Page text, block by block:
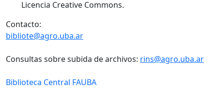
Licencia Creative Commons.
Contacto:
bibliote@agro.uba.ar
Consultas sobre subida de archivos: rins@agro.uba.ar
Biblioteca Central FAUBA